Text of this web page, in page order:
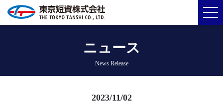
ニュース
News Release
2023/11/02